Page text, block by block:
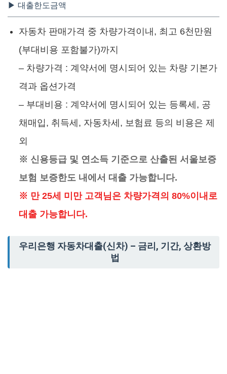
▶ 대출한도금액
자동차 판매가격 중 차량가격이내, 최고 6천만원
(부대비용 포함불가)까지
– 차량가격 : 계약서에 명시되어 있는 차량 기본가
격과 옵션가격
– 부대비용 : 계약서에 명시되어 있는 등록세, 공
채매입, 취득세, 자동차세, 보험료 등의 비용은 제
외
※ 신용등급 및 연소득 기준으로 산출된 서울보증
보험 보증한도 내에서 대출 가능합니다.
※ 만 25세 미만 고객님은 차량가격의 80%이내로
대출 가능합니다.
우리은행 자동차대출(신차) – 금리, 기간, 상환방
법